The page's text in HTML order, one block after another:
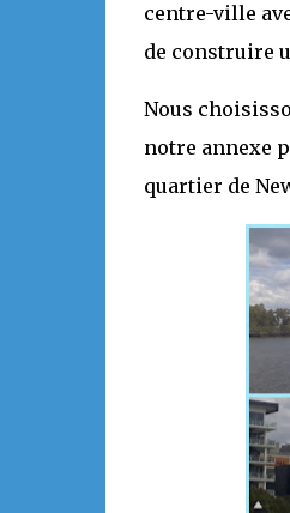
centre-ville
de construire
Nous
notre annexe
quartier de